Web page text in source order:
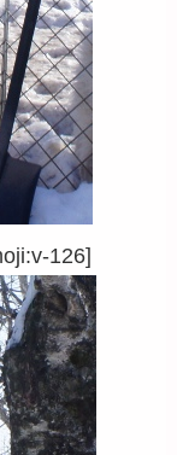
126]